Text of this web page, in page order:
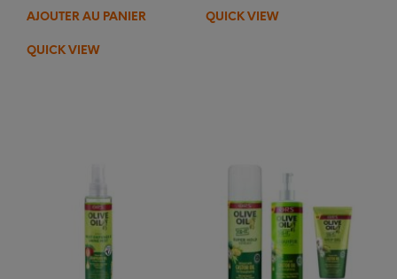
AJOUTER AU PANIER
QUICK VIEW
QUICK VIEW